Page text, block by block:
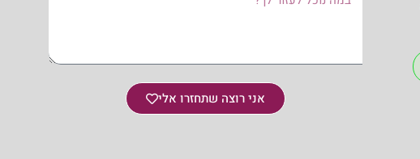
אני רוצה שתחזרו אלי